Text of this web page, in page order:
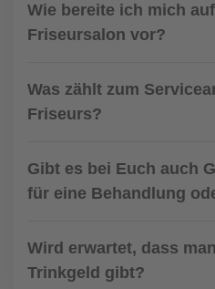
Wie bereite ich mich
Friseursalon vor?
Was zählt zum
Friseurs?
Gibt es bei Euch auch
für eine Behandlung
Wird erwartet, dass
Trinkgeld gibt?